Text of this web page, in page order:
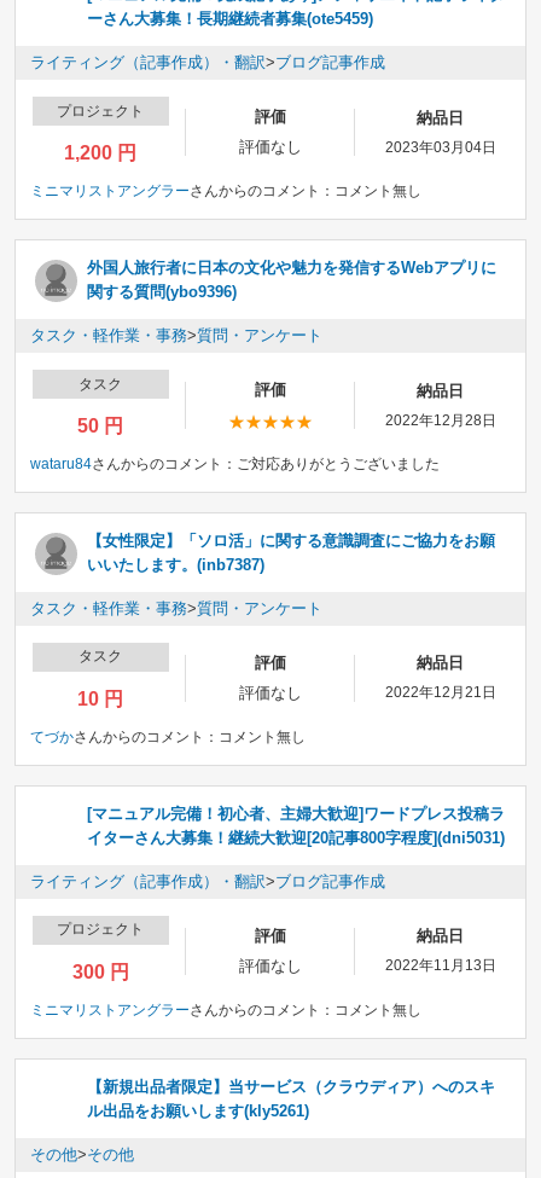
ーさん大募集！長期継続者募集(ote5459)
ライティング（記事作成）・翻訳>ブログ記事作成
プロジェクト
1,200 円
評価
評価なし
納品日
2023年03月04日
ミニマリストアングラーさんからのコメント： コメント無し
外国人旅行者に日本の文化や魅力を発信するWebアプリに
関する質問(ybo9396)
タスク・軽作業・事務>質問・アンケート
タスク
50 円
評価 納品日
2022年12月28日
wataru84さんからのコメント： ご対応ありがとうございました
【女性限定】「ソロ活」に関する意識調査にご協力をお願
いいたします。(inb7387)
タスク・軽作業・事務>質問・アンケート
タスク
10 円
評価
評価なし
納品日
2022年12月21日
てづかさんからのコメント： コメント無し
[マニュアル完備！初心者、主婦大歓迎]ワードプレス投稿ラ
イターさん大募集！継続大歓迎[20記事800字程度](dni5031)
ライティング（記事作成）・翻訳>ブログ記事作成
プロジェクト
300 円
評価
評価なし
納品日
2022年11月13日
ミニマリストアングラーさんからのコメント： コメント無し
【新規出品者限定】当サービス（クラウディア）へのスキ
ル出品をお願いします(kly5261)
その他>その他